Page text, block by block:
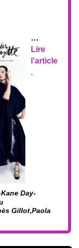
…
Lire
l’article
.
Day-
Gillot,Paola